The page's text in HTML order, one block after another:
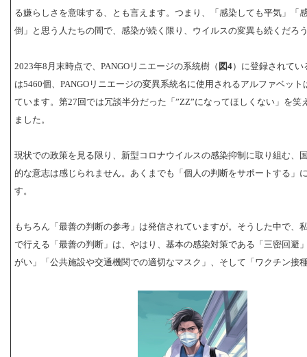
る嫌らしさを意味する、とも言えます。つまり、「感染しても平気」「
倒」と思う人たちの間で、感染が続く限り、ウイルスの変異も続くだろ
2023年8月末時点で、PANGOリニエージの系統樹（ 図4）に登録されてい
は5460個、PANGOリニエージの変異系統名に使用されるアルファベット
ています。第27回では冗談半分だった「”ZZ”になってほしくない」を笑
ました。
現状での政策を見る限り、新型コロナウイルスの感染抑制に取り組む、
的な意志は感じられません。あくまでも「個人の判断をサポートする」
す。
もちろん「最善の判断の参考」は発信されていますが。そうした中で、
で行える「最善の判断」は、やはり、基本の感染対策である「三密回避
がい」「公共施設や交通機関での適切なマスク」、そして「ワクチン接